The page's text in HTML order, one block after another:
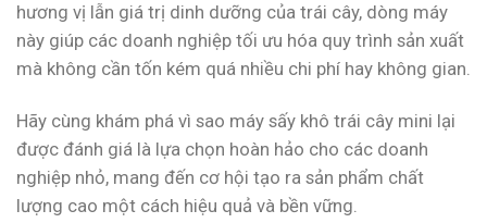
hương vị lẫn giá trị dinh dưỡng của trái cây, dòng máy
này giúp các doanh nghiệp tối ưu hóa quy trình sản xuất
mà không cần tốn kém quá nhiều chi phí hay không gian.
Hãy cùng khám phá vì sao máy sấy khô trái cây mini lại
được đánh giá là lựa chọn hoàn hảo cho các doanh
nghiệp nhỏ, mang đến cơ hội tạo ra sản phẩm chất
lượng cao một cách hiệu quả và bền vững.